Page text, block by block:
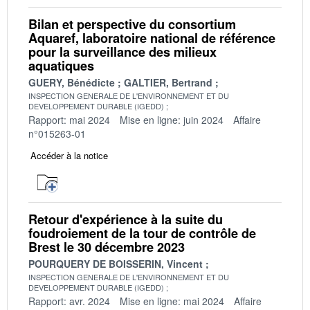
Bilan et perspective du consortium
Aquaref, laboratoire national de référence
pour la surveillance des milieux
aquatiques
GUERY, Bénédicte GALTIER, Bertrand
INSPECTION GENERALE DE L'ENVIRONNEMENT ET DU
DEVELOPPEMENT DURABLE (IGEDD)
Rapport: mai 2024 Mise en ligne: juin 2024
Affaire
n°015263-01
Accéder à la notice
Retour d'expérience à la suite du
foudroiement de la tour de contrôle de
Brest le 30 décembre 2023
POURQUERY DE BOISSERIN, Vincent
INSPECTION GENERALE DE L'ENVIRONNEMENT ET DU
DEVELOPPEMENT DURABLE (IGEDD)
Rapport: avr. 2024 Mise en ligne: mai 2024
Affaire